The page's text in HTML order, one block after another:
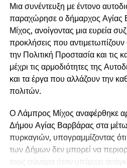
Μια συνέντευξη με έντονο
παραχώρησε ο δήμαρχος
Μίχος, ανοίγοντας μια ευρεία
προκλήσεις που
την Πολιτική Προστασία και τις
μέχρι τις αρμοδιότητες της
και τα έργα που αλλάζουν την
πολιτών.
Ο Λάμπρος Μίχος αναφέρθηκε
Δήμου Αγίας Βαρβάρας στα
πυρκαγιών, υπογραμμίζοντας
των Δήμων δεν μπορεί να
τους σύνορα όταν υπάρχει ανάγκη.